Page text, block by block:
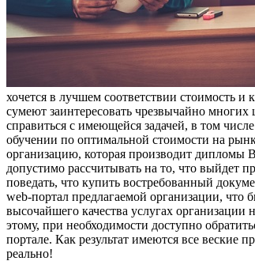
хочется в лучшем соответствии стоимость и
сумеют заинтересовать чрезвычайно
справиться с имеющейся задачей, в том
обучении по оптимальной стоимости на
организацию, которая производит дипломы
допустимо рассчитывать на то, что выйдет
поведать, что купить востребованный
web-портал предлагаемой организации,
высочайшего качества услугах организации
этому, при необходимости доступно
портале. Как результат имеются все веские
реально!